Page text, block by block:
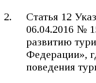
Статья 12
06.04.2016 №
развитию
Федерации»,
поведения